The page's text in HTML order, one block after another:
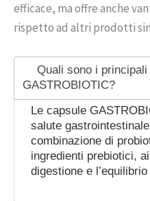
efficace, ma offre anche
rispetto ad altri prodotti
Quali sono i
GASTROBIOTIC?
Le capsule
salute
combinazione di
ingredienti prebiotici,
digestione e